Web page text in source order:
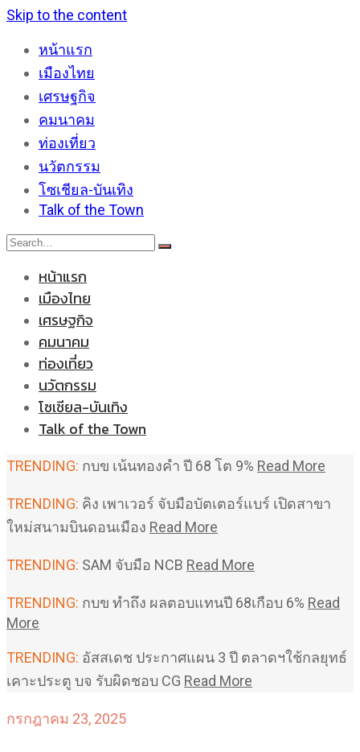
Skip to the content
หน้าแรก
เมืองไทย
เศรษฐกิจ
คมนาคม
ท่องเที่ยว
นวัตกรรม
โซเชียล-บันเทิง
Talk of the Town
หน้าแรก
เมืองไทย
เศรษฐกิจ
คมนาคม
ท่องเที่ยว
นวัตกรรม
โซเชียล-บันเทิง
Talk of the Town
TRENDING: กบข เน้นทองคำ ปี 68 โต 9% Read More
TRENDING: คิง เพาเวอร์ จับมือบัตเตอร์แบร์ เปิดสาขา
ใหม่สนามบินดอนเมือง Read More
TRENDING: SAM จับมือ NCB Read More
TRENDING: กบข ทำถึง ผลตอบแทนปี 68เกือบ 6% Read
More
TRENDING: อัสสเดช ประกาศแผน 3 ปี ตลาดฯใช้กลยุทธ์
เคาะประตู บจ รับผิดชอบ CG Read More
กรกฎาคม 23, 2025